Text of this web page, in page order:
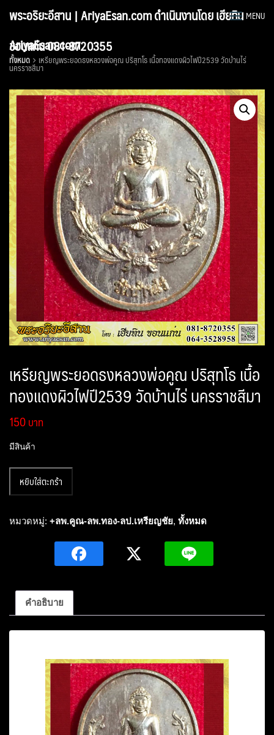
พระอริยะอีสาน | AriyaEsan.com ดำเนินงานโดย เฮียทิน
ขอนแก่น 081-8720355
MENU
AriyaEsan.com
ทั้งหมด เหรียญพระยอดธงหลวงพ่อคูณ ปริสุทโธ เนื้อทองแดงผิวไฟปี2539 วัดบ้านไร่
นครราชสีมา
เหรียญพระยอดธงหลวงพ่อคูณ ปริสุทโธ เนื้อ
ทองแดงผิวไฟปี2539 วัดบ้านไร่ นครราชสีมา
150
มีสินค้า
เหรียญ
ยอด
ปริ
เนื้อ
ไฟปี2539
นครราชสีมา
หยิบใส่ตะกร้า
หมวดหมู่: +ลพ.คูณ-ลพ.ทอง-ลป.เหรียญชัย, ทั้งหมด
คำอธิบาย